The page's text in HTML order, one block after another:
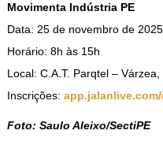
Movimenta Indústria PE
Data: 25 de novembro de 2025
Horário: 8h às 15h
Local: C.A.T. Parqtel – Várzea,
Inscrições:
Foto: Saulo Aleixo/SectiPE